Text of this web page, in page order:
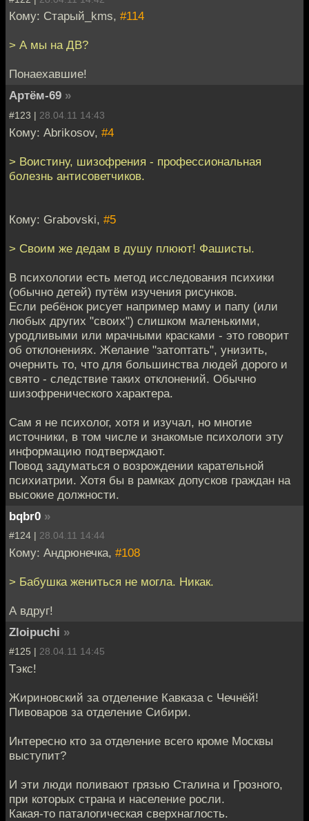
Кому: Старый_kms, #114
> А мы на ДВ?
Понаехавшие!
Артём-69 »
#123 | 28.04.11 14:43
Кому: Abrikosov, #4
> Воистину, шизофрения - профессиональная
болезнь антисоветчиков.
Кому: Grabovski, #5
> Своим же дедам в душу плюют! Фашисты.
В психологии есть метод исследования психики
(обычно детей) путём изучения рисунков.
Если ребёнок рисует например маму и папу (или
любых других "своих") слишком маленькими,
уродливыми или мрачными красками - это говорит
об отклонениях. Желание "затоптать", унизить,
очернить то, что для большинства людей дорого и
свято - следствие таких отклонений. Обычно
шизофренического характера.
Сам я не психолог, хотя и изучал, но многие
источники, в том числе и знакомые психологи эту
информацию подтверждают.
Повод задуматься о возрождении карательной
психиатрии. Хотя бы в рамках допусков граждан на
высокие должности.
bqbr0 »
#124 | 28.04.11 14:44
Кому: Андрюнечка, #108
> Бабушка жениться не могла. Никак.
А вдруг!
Zloipuchi »
#125 | 28.04.11 14:45
Тэкс!
Жириновский за отделение Кавказа с Чечнёй!
Пивоваров за отделение Сибири.
Интересно кто за отделение всего кроме Москвы
выступит?
И эти люди поливают грязью Сталина и Грозного,
при которых страна и население росли.
Какая-то паталогическая сверхнаглость.